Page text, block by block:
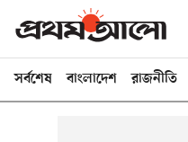
সর্বশেষ বাংলাদেশ রাজনীতি